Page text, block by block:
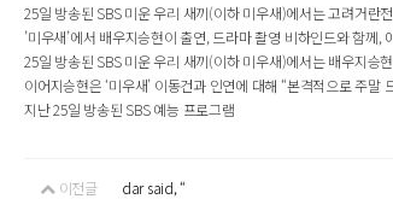
25일 방송된 SBS 미운 우리 새끼(이하 미우새)에서는 고려거란
’미우새’에서 배우지승현이 출연, 드라마 촬영 비하인드와 함
25일 방송된 SBS 미운 우리 새끼(이하 미우새)에서는 배우지승
이어지승현은 ‘미우새’ 이동건과 인연에 대해 “본격적으로 주
지난 25일 방송된 SBS 예능 프로그램
이전글 dar said, “